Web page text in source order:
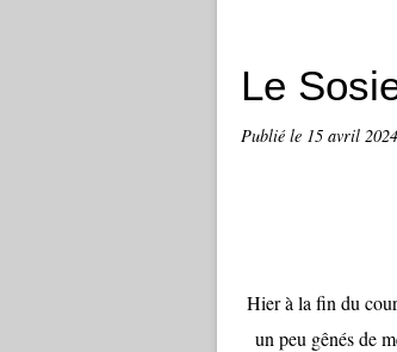
Le
Publié le 15 avril 2024
Hier à la fin du
un peu gênés de